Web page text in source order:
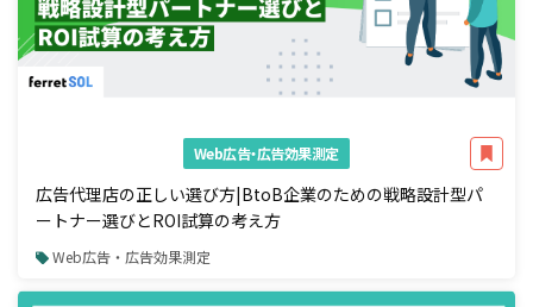
Web広告・広告効果測定
広告代理店の正しい選び方|BtoB企業のための戦略設計型パ
ートナー選びとROI試算の考え方
Web広告・広告効果測定